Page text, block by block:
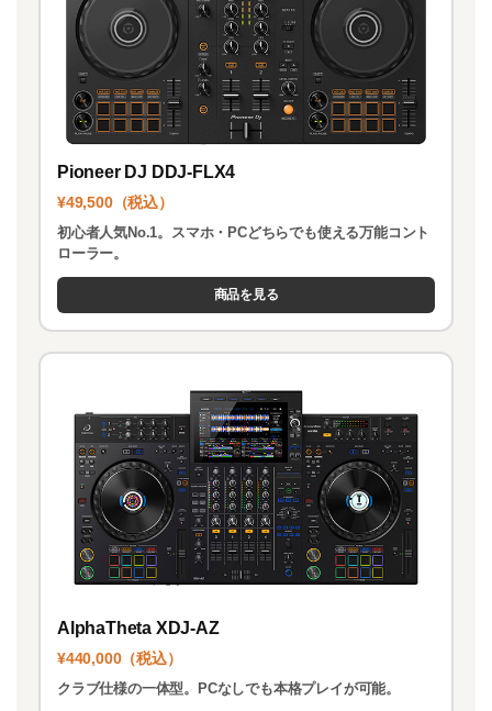
Pioneer DJ DDJ-FLX4
¥49,500（税込）
初心者人気No.1。スマホ・PCどちらでも使える万能コント
ローラー。
商品を見る
AlphaTheta XDJ-AZ
¥440,000（税込）
クラブ仕様の一体型。PCなしでも本格プレイが可能。